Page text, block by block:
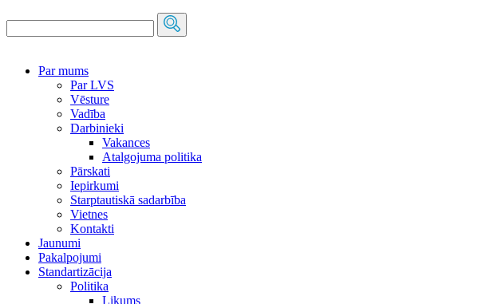
Par mums
Par LVS
Vēsture
Vadība
Darbinieki
Vakances
Atalgojuma politika
Pārskati
Iepirkumi
Starptautiskā sadarbība
Vietnes
Kontakti
Jaunumi
Pakalpojumi
Standartizācija
Politika
Likums